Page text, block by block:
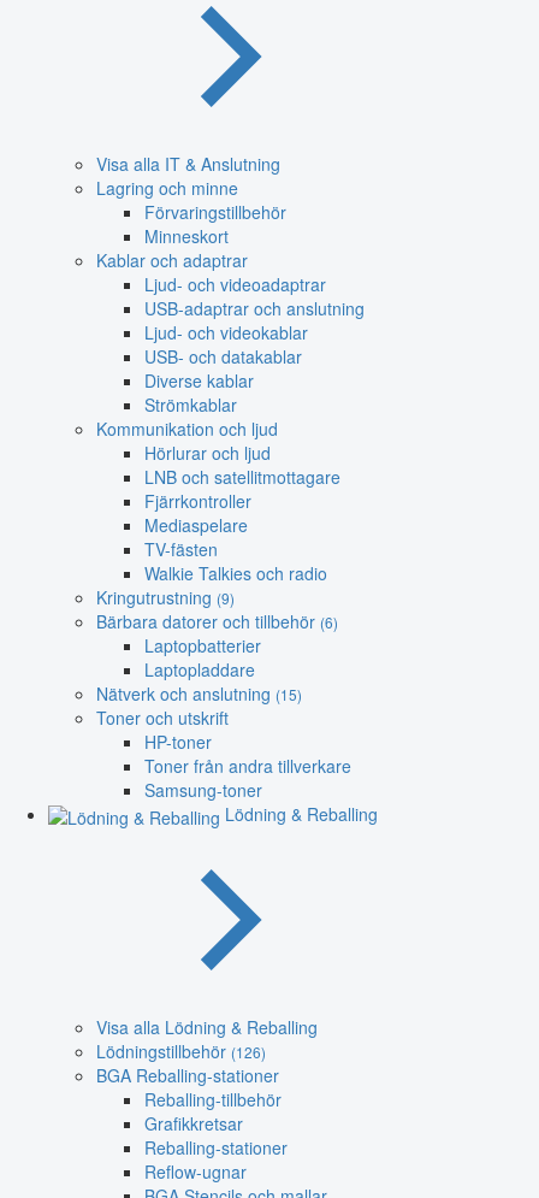
Visa alla IT & Anslutning
Lagring och minne
Förvaringstillbehör
Minneskort
Kablar och adaptrar
Ljud- och videoadaptrar
USB-adaptrar och anslutning
Ljud- och videokablar
USB- och datakablar
Diverse kablar
Strömkablar
Kommunikation och ljud
Hörlurar och ljud
LNB och satellitmottagare
Fjärrkontroller
Mediaspelare
TV-fästen
Walkie Talkies och radio
Kringutrustning (9)
Bärbara datorer och tillbehör (6)
Laptopbatterier
Laptopladdare
Nätverk och anslutning (15)
Toner och utskrift
HP-toner
Toner från andra tillverkare
Samsung-toner
Lödning & Reballing
Visa alla Lödning & Reballing
Lödningstillbehör (126)
BGA Reballing-stationer
Reballing-tillbehör
Grafikkretsar
Reballing-stationer
Reflow-ugnar